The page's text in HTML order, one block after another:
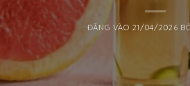
ĐĂNG VÀO 21/04/2026